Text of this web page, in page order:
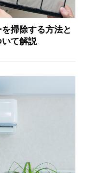
掃除する方法と
て解説